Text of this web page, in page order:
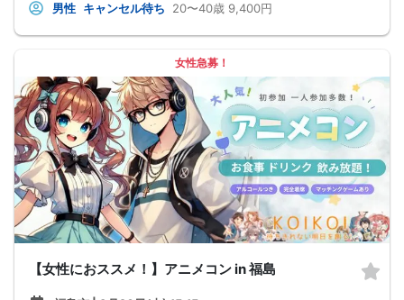
男性 キャンセル待ち 20〜40歳 9,400円
女性急募！
【女性におススメ！】アニメコン in 福島